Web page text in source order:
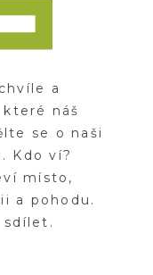
a
náš
se o naši
Kdo ví?
místo,
a pohodu.